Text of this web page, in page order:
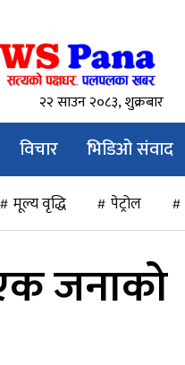
२२ साउन २०८३, शुक्रबार
विचार भिडिओ संवाद
मूल्य वृद्धि पेट्रोल
जनाको